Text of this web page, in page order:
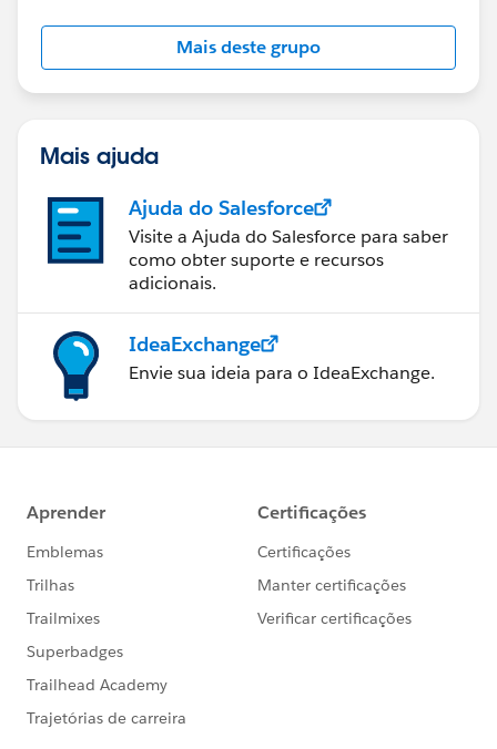
Mais deste grupo
Mais ajuda
Ajuda do Salesforce
Visite a Ajuda do Salesforce para saber
como obter suporte e recursos
adicionais.
IdeaExchange
Envie sua ideia para o IdeaExchange.